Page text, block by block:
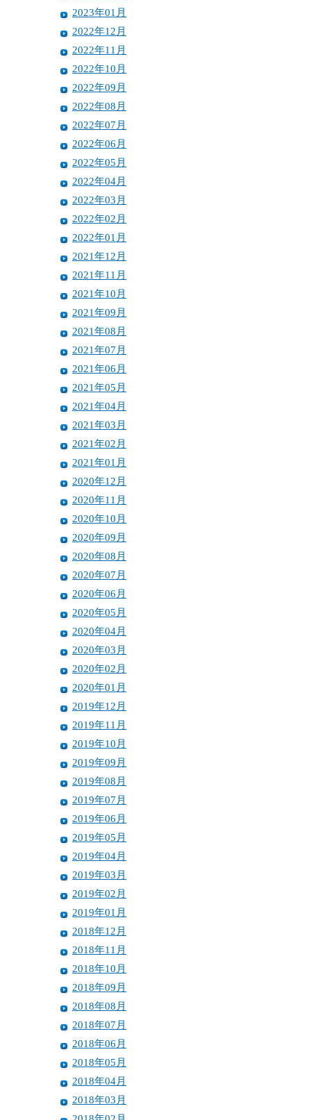
2023年01月
2022年12月
2022年11月
2022年10月
2022年09月
2022年08月
2022年07月
2022年06月
2022年05月
2022年04月
2022年03月
2022年02月
2022年01月
2021年12月
2021年11月
2021年10月
2021年09月
2021年08月
2021年07月
2021年06月
2021年05月
2021年04月
2021年03月
2021年02月
2021年01月
2020年12月
2020年11月
2020年10月
2020年09月
2020年08月
2020年07月
2020年06月
2020年05月
2020年04月
2020年03月
2020年02月
2020年01月
2019年12月
2019年11月
2019年10月
2019年09月
2019年08月
2019年07月
2019年06月
2019年05月
2019年04月
2019年03月
2019年02月
2019年01月
2018年12月
2018年11月
2018年10月
2018年09月
2018年08月
2018年07月
2018年06月
2018年05月
2018年04月
2018年03月